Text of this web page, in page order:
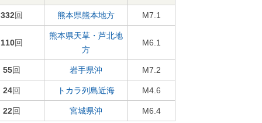
332回 熊本県熊本地方 M7.1
110回
熊本県天草・芦北地
方
M6.1
55回 岩手県沖 M7.2
24回 トカラ列島近海 M4.6
22回 宮城県沖 M6.4